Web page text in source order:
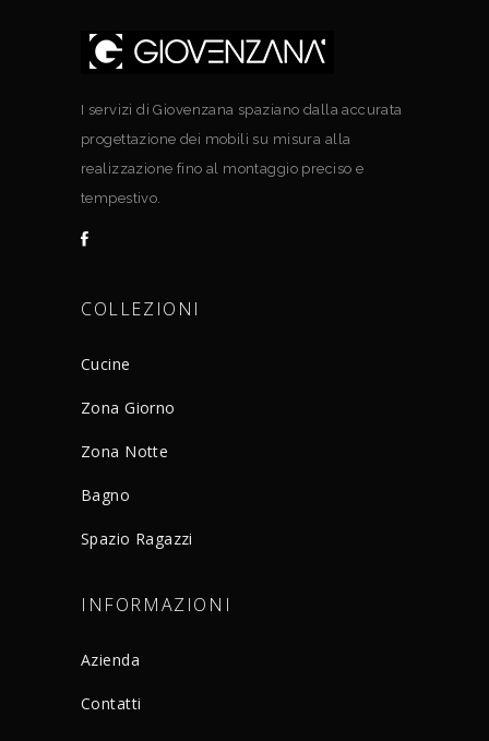
I servizi di Giovenzana spaziano dalla accurata
progettazione dei mobili su misura alla
realizzazione fino al montaggio preciso e
tempestivo.
COLLEZIONI
Cucine
Zona Giorno
Zona Notte
Bagno
Spazio Ragazzi
INFORMAZIONI
Azienda
Contatti